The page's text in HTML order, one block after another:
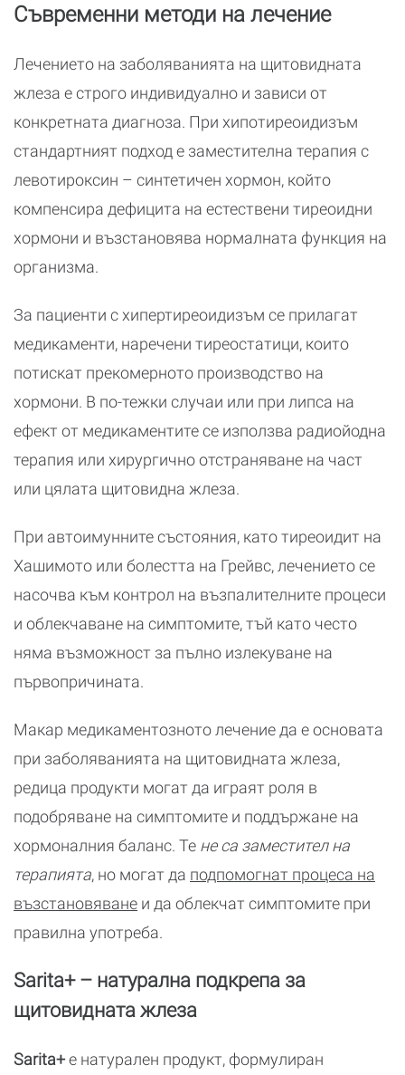
Съвременни методи на лечение
Лечението на заболяванията на щитовидната
жлеза е строго индивидуално и зависи от
конкретната диагноза. При хипотиреоидизъм
стандартният подход е заместителна терапия с
левотироксин – синтетичен хормон, който
компенсира дефицита на естествени тиреоидни
хормони и възстановява нормалната функция на
организма.
За пациенти с хипертиреоидизъм се прилагат
медикаменти, наречени тиреостатици, които
потискат прекомерното производство на
хормони. В по-тежки случаи или при липса на
ефект от медикаментите се използва радиойодна
терапия или хирургично отстраняване на част
или цялата щитовидна жлеза.
При автоимунните състояния, като тиреоидит на
Хашимото или болестта на Грейвс, лечението се
насочва към контрол на възпалителните процеси
и облекчаване на симптомите, тъй като често
няма възможност за пълно излекуване на
първопричината.
Макар медикаментозното лечение да е основата
при заболяванията на щитовидната жлеза,
редица продукти могат да играят роля в
подобряване на симптомите и поддържане на
хормоналния баланс. Те не са заместител на
терапията, но могат да подпомогнат процеса на
възстановяване и да облекчат симптомите при
правилна употреба.
Sarita+ – натурална подкрепа за
щитовидната жлеза
Sarita+е натурален продукт, формулиран